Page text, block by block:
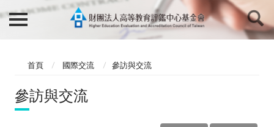
首頁 國際交流 參訪與交流
參訪與交流